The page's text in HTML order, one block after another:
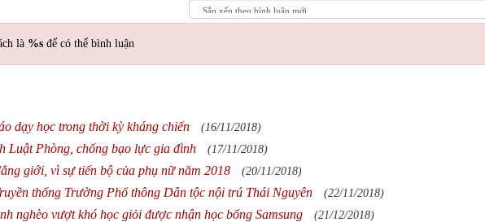
là %s để có thể bình luận
dạy học trong thời kỳ kháng chiến (16/11/2018)
Luật Phòng, chống bạo lực gia đình (17/11/2018)
giới, vì sự tiến bộ của phụ nữ năm 2018 (20/11/2018)
thống Trường Phổ thông Dân tộc nội trú Thái Nguyên (22/11/2018)
nghèo vượt khó học giỏi được nhận học bổng Samsung (21/12/2018)